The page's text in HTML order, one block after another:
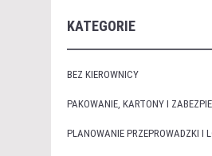
KATEGORIE
BEZ KIEROWNICY
PAKOWANIE, KARTONY I
PLANOWANIE PRZEPROWADZKI I